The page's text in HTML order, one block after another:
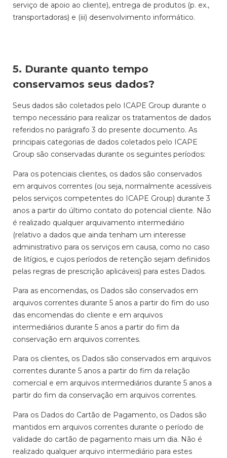
serviço de apoio ao cliente), entrega de produtos (p. ex.,
transportadoras) e (iii) desenvolvimento informático.
5. Durante quanto tempo
conservamos seus dados?
Seus dados são coletados pelo ICAPE Group durante o
tempo necessário para realizar os tratamentos de dados
referidos no parágrafo 3 do presente documento. As
principais categorias de dados coletados pelo ICAPE
Group são conservadas durante os seguintes períodos:
Para os potenciais clientes, os dados são conservados
em arquivos correntes (ou seja, normalmente acessíveis
pelos serviços competentes do ICAPE Group) durante 3
anos a partir do último contato do potencial cliente. Não
é realizado qualquer arquivamento intermediário
(relativo a dados que ainda tenham um interesse
administrativo para os serviços em causa, como no caso
de litígios, e cujos períodos de retenção sejam definidos
pelas regras de prescrição aplicáveis) para estes Dados.
Para as encomendas, os Dados são conservados em
arquivos correntes durante 5 anos a partir do fim do uso
das encomendas do cliente e em arquivos
intermediários durante 5 anos a partir do fim da
conservação em arquivos correntes.
Para os clientes, os Dados são conservados em arquivos
correntes durante 5 anos a partir do fim da relação
comercial e em arquivos intermediários durante 5 anos a
partir do fim da conservação em arquivos correntes.
Para os Dados do Cartão de Pagamento, os Dados são
mantidos em arquivos correntes durante o período de
validade do cartão de pagamento mais um dia. Não é
realizado qualquer arquivo intermediário para estes